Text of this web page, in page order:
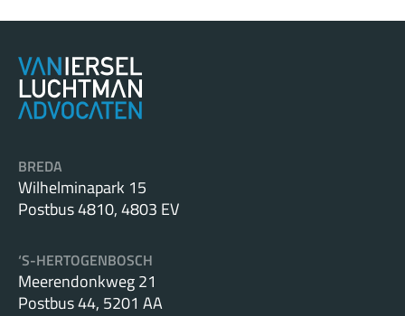
BREDA
Wilhelminapark 15
Postbus 4810, 4803 EV
‘S-HERTOGENBOSCH
Meerendonkweg 21
Postbus 44, 5201 AA